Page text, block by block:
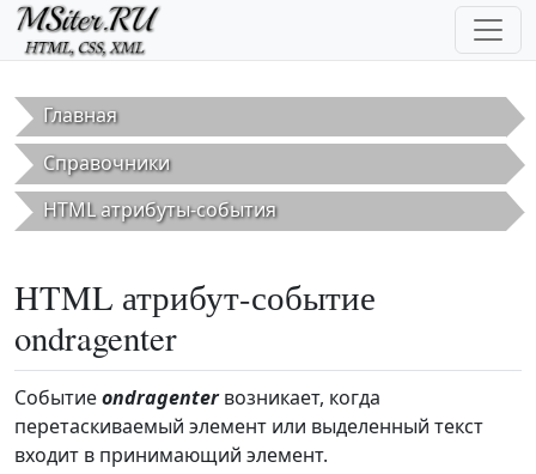
Перейти к основному содержанию
Главная
Справочники
HTML атрибуты-события
HTML атрибут-событие
ondragenter
Событиеondragenterвозникает, когда
перетаскиваемый элемент или выделенный текст
входит в принимающий элемент.